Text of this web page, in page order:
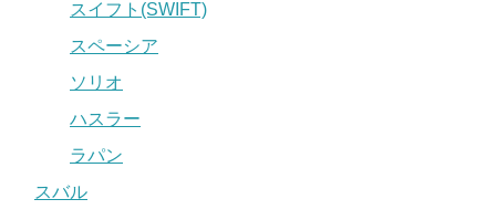
スイフト(SWIFT)
スペーシア
ソリオ
ハスラー
ラパン
スバル